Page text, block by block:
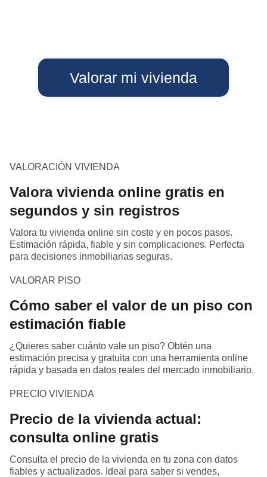
Valorar mi vivienda
VALORACIÓN VIVIENDA
Valora vivienda online gratis en
segundos y sin registros
Valora tu vivienda online sin coste y en pocos pasos.
Estimación rápida, fiable y sin complicaciones. Perfecta
para decisiones inmobiliarias seguras.
VALORAR PISO
Cómo saber el valor de un piso con
estimación fiable
¿Quieres saber cuánto vale un piso? Obtén una
estimación precisa y gratuita con una herramienta online
rápida y basada en datos reales del mercado inmobiliario.
PRECIO VIVIENDA
Precio de la vivienda actual:
consulta online gratis
Consulta el precio de la vivienda en tu zona con datos
fiables y actualizados. Ideal para saber si vendes,